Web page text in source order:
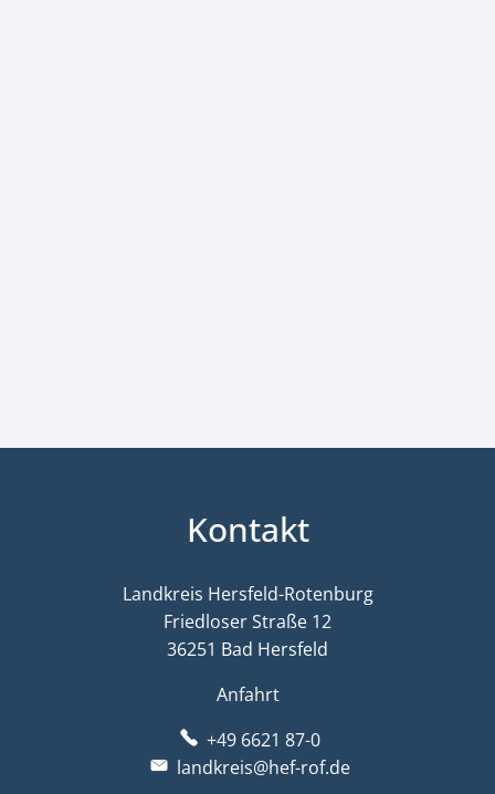
Kontakt
Landkreis Hersfeld-Rotenburg
Friedloser Straße 12
36251 Bad Hersfeld
Anfahrt
+49 6621 87-0
landkreis@hef-rof.de